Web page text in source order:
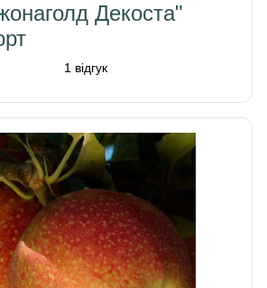
Декоста"
1 відгук